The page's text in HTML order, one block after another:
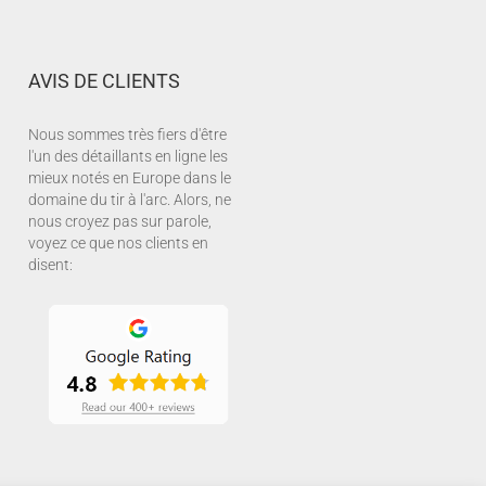
AVIS DE CLIENTS
Nous sommes très fiers d'être
l'un des détaillants en ligne les
mieux notés en Europe dans le
domaine du tir à l'arc. Alors, ne
nous croyez pas sur parole,
voyez ce que nos clients en
disent: